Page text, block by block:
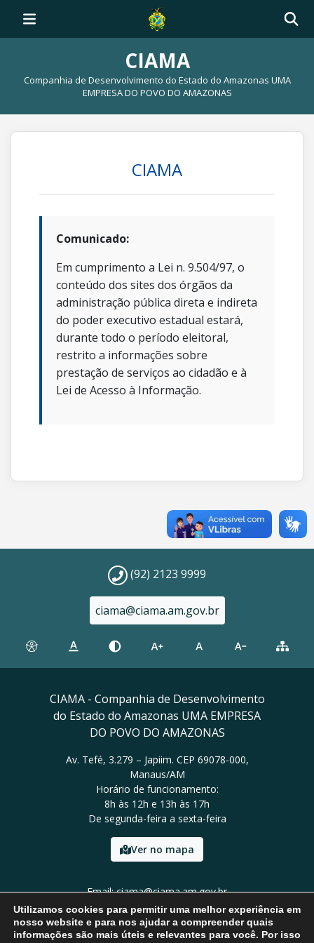
CIAMA
Companhia de Desenvolvimento do Estado do Amazonas UMA
EMPRESA DO POVO DO AMAZONAS
CIAMA
Comunicado:
Em cumprimento a Lei n. 9.504/97, o
conteúdo dos sites dos órgãos da
administração pública direta e indireta
do poder executivo estadual estará,
durante todo o período eleitoral,
restrito a informações sobre
prestação de serviços ao cidadão e à
Lei de Acesso à Informação.
(92) 2123 9999
ciama@ciama.am.gov.br
CIAMA - Companhia de Desenvolvimento
do Estado do Amazonas UMA EMPRESA
DO POVO DO AMAZONAS
Av. Tefé, 3.279 – Japiim. CEP 69078-000,
Manaus/AM
Horário de funcionamento:
8h às 12h e 13h às 17h
De segunda-feira a sexta-feira
Ver no mapa
Email: ciama@ciama.am.gov.br
Tel: (92) 2123 9999
Utilizamos cookies para permitir uma melhor experiência em
nosso website e para nos ajudar a compreender quais
informações são mais úteis e relevantes para você. Por isso